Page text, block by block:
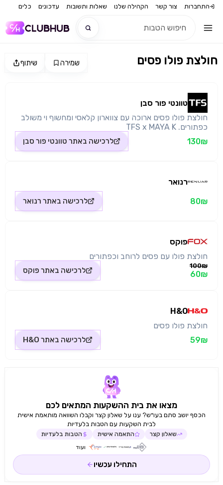
התחברות צור קשר הקהילה שלנו שאלות ותשובות עדכונים כלים
שיתוף שמירה חולצת פולו פסים
טוונטי פור סבן
חולצת פולו פסים ארוכה עם צווארון קלאסי ומחשוף וי משולב
כפתורים. TFS x MAYA K
130₪
לרכישה באתר טוונטי פור סבן
רנואר
80₪ לרכישה באתר רנואר
פוקס
חולצת פולו עם פסים לרוחב וכפתורים
100₪
60₪ לרכישה באתר פוקס
H&O
חולצת פולו פסים
59₪
לרכישה באתר H&O
מצאו את בית ההשקעות המתאים לכם
הכסף יושב סתם בעו״ש? ענו על שאלון קצר וקבלו השוואה מותאמת אישית
לבית השקעות עם הטבות בלעדיות
שאלון קצר התאמה אישית הטבות בלעדיות
ועוד
התחילו עכשיו